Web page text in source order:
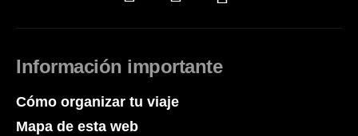
Información importante
Cómo organizar tu viaje
Mapa de esta web